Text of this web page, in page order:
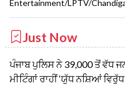
Entertainment/LPTV/
Just Now
ਪੰਜਾਬ ਪੁਲਿਸ ਨੇ 39,000 ਤੋਂ ਵੱਧ
ਮੀਟਿੰਗਾਂ ਰਾਹੀਂ ‘ਯੁੱਧ ਨਸ਼ਿਆਂ ਵਿਰੁੱਧ’